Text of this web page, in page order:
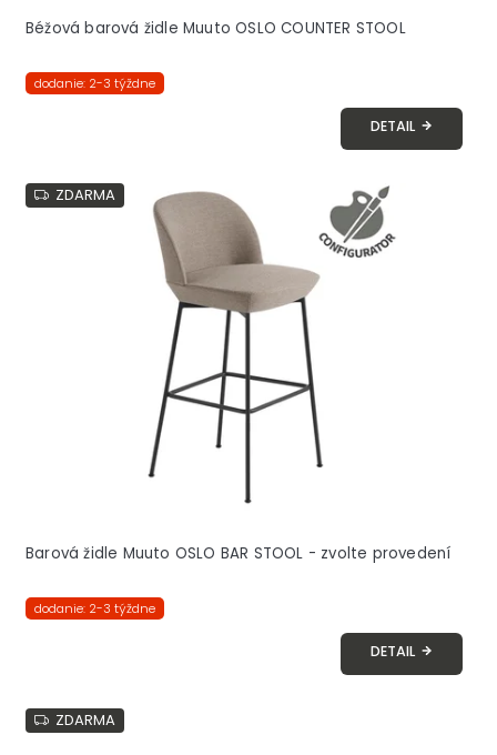
Béžová barová židle Muuto OSLO COUNTER STOOL
dodanie: 2-3 týždne
DETAIL
ZDARMA
Barová židle Muuto OSLO BAR STOOL - zvolte provedení
dodanie: 2-3 týždne
DETAIL
ZDARMA